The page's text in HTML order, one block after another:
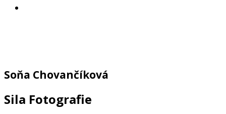
Soňa Chovančíková
Sila Fotografie